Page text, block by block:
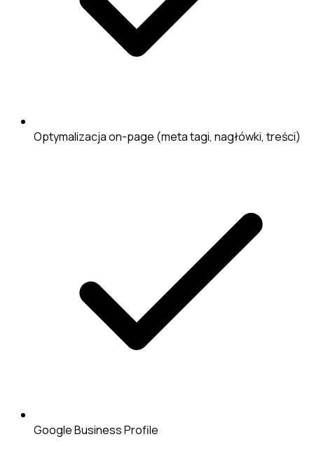
Optymalizacja on-page (meta tagi, nagłówki, treści)
Google Business Profile